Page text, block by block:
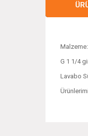
G 1 1/4
Lavabo